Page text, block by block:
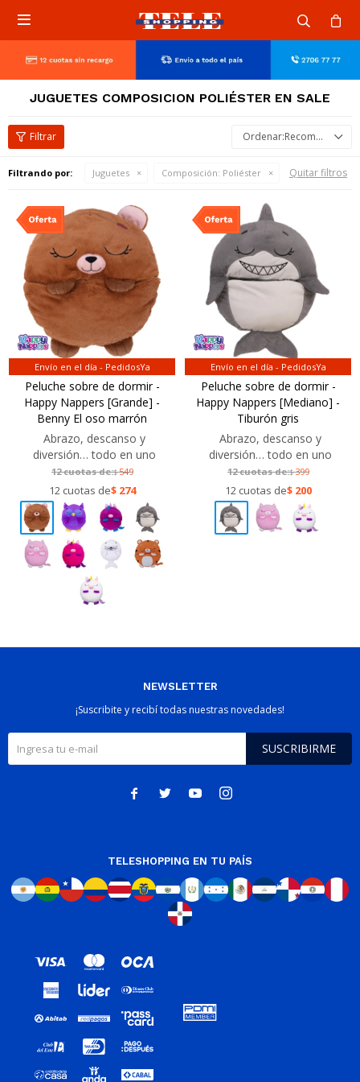

JUGUETES COMPOSICION POLIÉSTER EN SALE
Recomendados
Filtrando por: Juguetes Composición: Poliéster Quitar filtros
Envío en el día - PedidosYa
Peluche sobre de dormir -
Happy Nappers [Grande] -
Benny El oso marrón
Abrazo, descanso y
diversión… todo en uno
12 cuotas de:$549
12 cuotas de$ 274
Envío en el día - PedidosYa
Peluche sobre de dormir -
Happy Nappers [Mediano] -
Tiburón gris
Abrazo, descanso y
diversión… todo en uno
12 cuotas de:$399
12 cuotas de$ 200
NEWSLETTER
¡Suscribite y recibí todas nuestras novedades!
SUSCRIBIRME
   
TELESHOPPING EN TU PAÍS